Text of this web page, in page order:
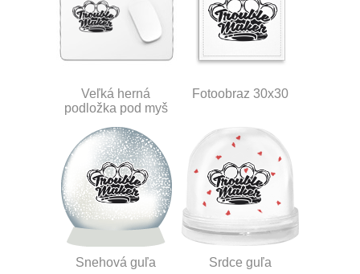
Veľká herná
podložka pod myš
Fotoobraz 30x30
Snehová guľa Srdce guľa